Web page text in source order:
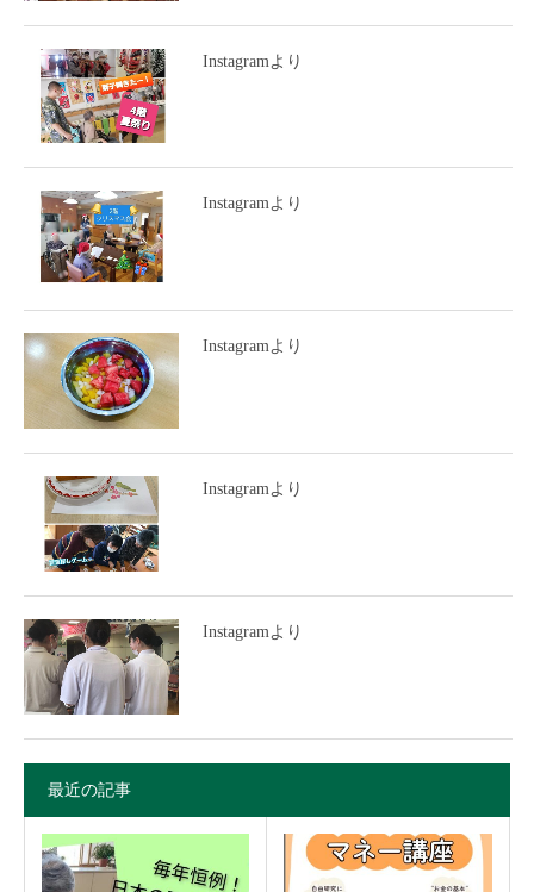
Instagramより
Instagramより
Instagramより
Instagramより
Instagramより
最近の記事